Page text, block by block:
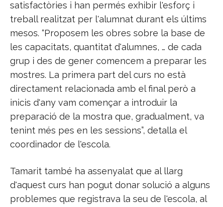
satisfactòries i han permés exhibir l'esforç i
treball realitzat per l'alumnat durant els últims
mesos. “Proposem les obres sobre la base de
les capacitats, quantitat d'alumnes, … de cada
grup i des de gener comencem a preparar les
mostres. La primera part del curs no està
directament relacionada amb el final però a
inicis d'any vam començar a introduir la
preparació de la mostra que, gradualment, va
tenint més pes en les sessions”, detalla el
coordinador de l'escola.
Tamarit també ha assenyalat que al llarg
d'aquest curs han pogut donar solució a alguns
problemes que registrava la seu de l'escola, al